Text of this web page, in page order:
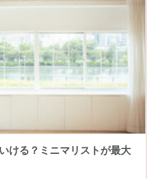
ける？ミニマリストが最大